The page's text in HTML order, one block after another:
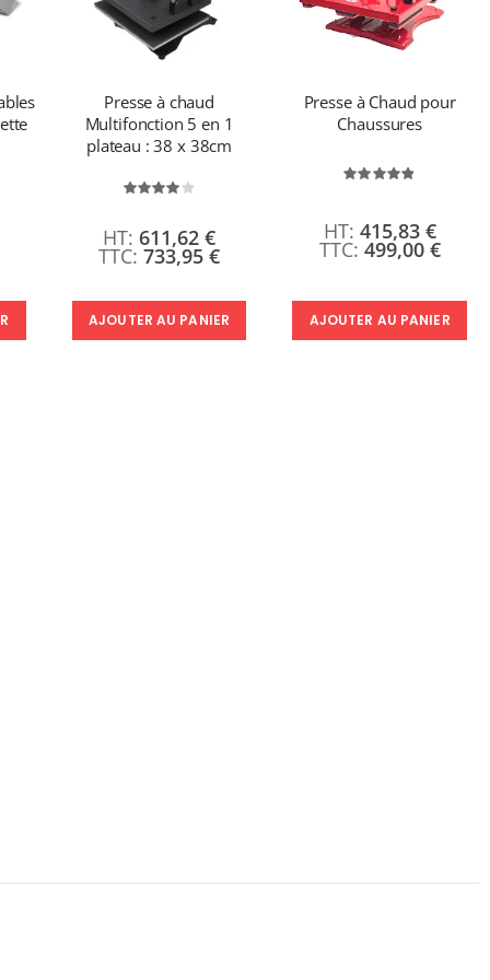
Presse à chaud
Multifonction 5 en 1
plateau : 38 x 38cm
Évaluation:
733,95 €
611,62 €
AJOUTER AU PANIER
Presse à Chaud pour
Chaussures
Évaluation:
499,00 €
415,83 €
AJOUTER AU PANIER